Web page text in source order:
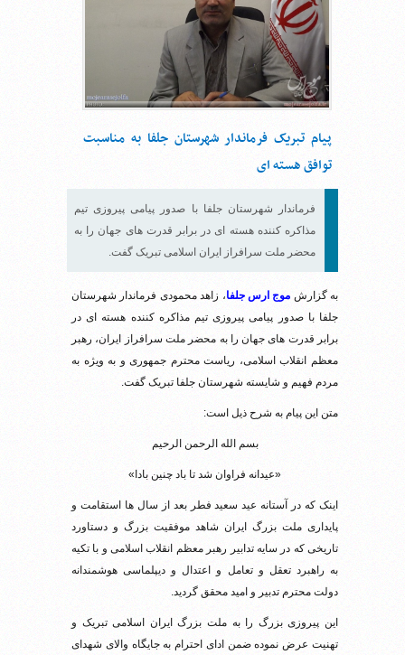
پیام تبریک فرماندار شهرستان جلفا به مناسبت
توافق هسته ای
فرماندار شهرستان جلفا با صدور پیامی پیروزی تیم
مذاکره کننده هسته ای در برابر قدرت های جهان را به
محضر ملت سرافراز ایران اسلامی تبریک گفت.
به گزارش موج ارس جلفا، زاهد محمودی فرماندار شهرستان
جلفا با صدور پیامی پیروزی تیم مذاکره کننده هسته ای در
برابر قدرت های جهان را به محضر ملت سرافراز ایران، رهبر
معظم انقلاب اسلامی، ریاست محترم جمهوری و به ویژه به
مردم فهیم و شایسته شهرستان جلفا تبریک گفت.
متن این پیام به شرح ذیل است:
بسم الله الرحمن الرحیم
«عیدانه فراوان شد تا باد چنین بادا»
اینک که در آستانه عید سعید فطر بعد از سال ها استقامت و
پایداری ملت بزرگ ایران شاهد موفقیت بزرگ و دستاورد
تاریخی که در سایه تدابیر رهبر معظم انقلاب اسلامی و با تکیه
به راهبرد تعقل و تعامل و اعتدال و دیپلماسی هوشمندانه
دولت محترم تدبیر و امید محقق گردید.
این پیروزی بزرگ را به ملت بزرگ ایران اسلامی تبریک و
تهنیت عرض نموده ضمن ادای احترام به جایگاه والای شهدای